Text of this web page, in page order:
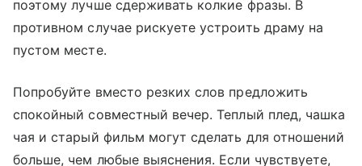
поэтому лучше сдерживать колкие фразы. В
противном случае рискуете устроить драму на
пустом месте.
Попробуйте вместо резких слов предложить
спокойный совместный вечер. Теплый плед, чашка
чая и старый фильм могут сделать для отношений
больше, чем любые выяснения. Если чувствуете,